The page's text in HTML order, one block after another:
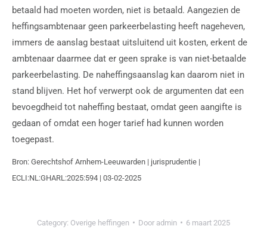
betaald had moeten worden, niet is betaald. Aangezien de
heffingsambtenaar geen parkeerbelasting heeft nageheven,
immers de aanslag bestaat uitsluitend uit kosten, erkent de
ambtenaar daarmee dat er geen sprake is van niet-betaalde
parkeerbelasting. De naheffingsaanslag kan daarom niet in
stand blijven. Het hof verwerpt ook de argumenten dat een
bevoegdheid tot naheffing bestaat, omdat geen aangifte is
gedaan of omdat een hoger tarief had kunnen worden
toegepast.
Bron: Gerechtshof Arnhem-Leeuwarden | jurisprudentie |
ECLI:NL:GHARL:2025:594 | 03-02-2025
Category: Overige heffingen Door admin 6 maart 2025